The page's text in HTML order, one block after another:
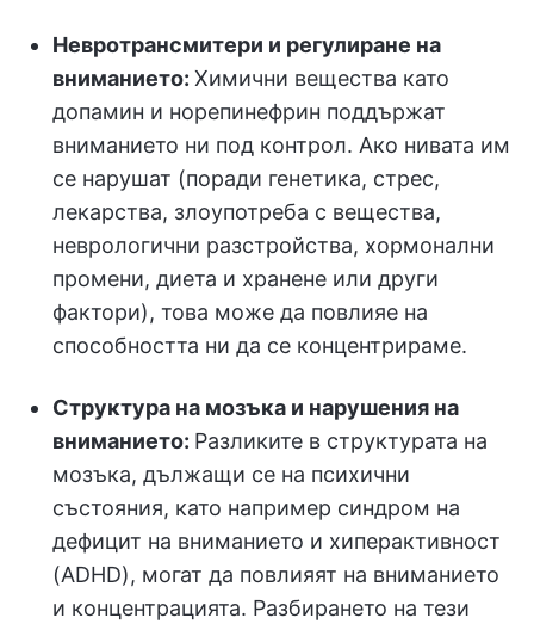
Невротрансмитери и регулиране на
вниманието: Химични вещества като
допамин и норепинефрин поддържат
вниманието ни под контрол. Ако нивата им
се нарушат (поради генетика, стрес,
лекарства, злоупотреба с вещества,
неврологични разстройства, хормонални
промени, диета и хранене или други
фактори), това може да повлияе на
способността ни да се концентрираме.
Структура на мозъка и нарушения на
вниманието: Разликите в структурата на
мозъка, дължащи се на психични
състояния, като например синдром на
дефицит на вниманието и хиперактивност
(ADHD), могат да повлияят на вниманието
и концентрацията. Разбирането на тези